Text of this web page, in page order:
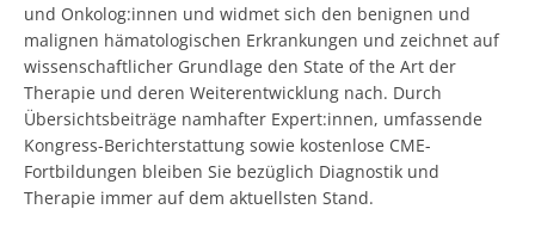
und Onkolog:innen und widmet sich den benignen und
malignen hämatologischen Erkrankungen und zeichnet auf
wissenschaftlicher Grundlage den State of the Art der
Therapie und deren Weiterentwicklung nach. Durch
Übersichtsbeiträge namhafter Expert:innen, umfassende
Kongress-Berichterstattung sowie kostenlose CME-
Fortbildungen bleiben Sie bezüglich Diagnostik und
Therapie immer auf dem aktuellsten Stand.